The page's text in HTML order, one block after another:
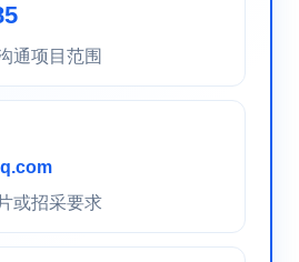
通项目范围
或招采要求